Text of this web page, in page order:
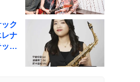
ブ
ク
レナ
を